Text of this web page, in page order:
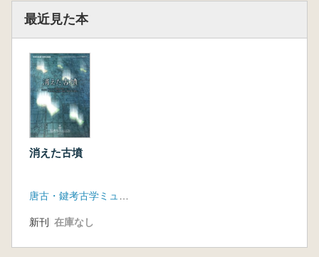
最近見た本
消えた古墳
新刊 在庫なし